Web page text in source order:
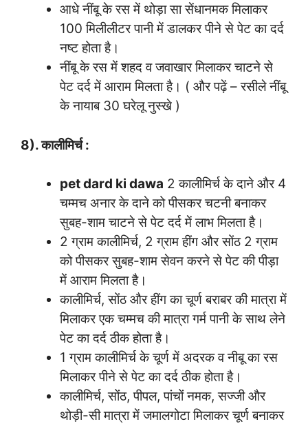
आधे नींबू के रस में थोड़ा सा सेंधानमक मिलाकर
100 मिलीलीटर पानी में डालकर पीने से पेट का दर्द
नष्ट होता है।
नींबू के रस में शहद व जवाखार मिलाकर चाटने से
पेट दर्द में आराम मिलता है। ( और पढ़ें – रसीले नींबू
के नायाब 30 घरेलू नुस्खे )
8). कालीमिर्च :
pet dard ki dawa 2 कालीमिर्च के दाने और 4
चम्मच अनार के दाने को पीसकर चटनी बनाकर
सुबह-शाम चाटने से पेट दर्द में लाभ मिलता है।
2 ग्राम कालीमिर्च, 2 ग्राम हींग और सोंठ 2 ग्राम
को पीसकर सुबह-शाम सेवन करने से पेट की पीड़ा
में आराम मिलता है।
कालीमिर्च, सोंठ और हींग का चूर्ण बराबर की मात्रा में
मिलाकर एक चम्मच की मात्रा गर्म पानी के साथ लेने
पेट का दर्द ठीक होता है।
1 ग्राम कालीमिर्च के चूर्ण में अदरक व नीबू का रस
मिलाकर पीने से पेट का दर्द ठीक होता है।
कालीमिर्च, सोंठ, पीपल, पांचों नमक, सज्जी और
थोड़ी-सी मात्रा में जमालगोटा मिलाकर चूर्ण बनाकर